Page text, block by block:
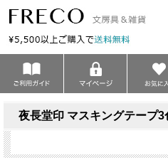
夜長堂印 マスキングテープ3